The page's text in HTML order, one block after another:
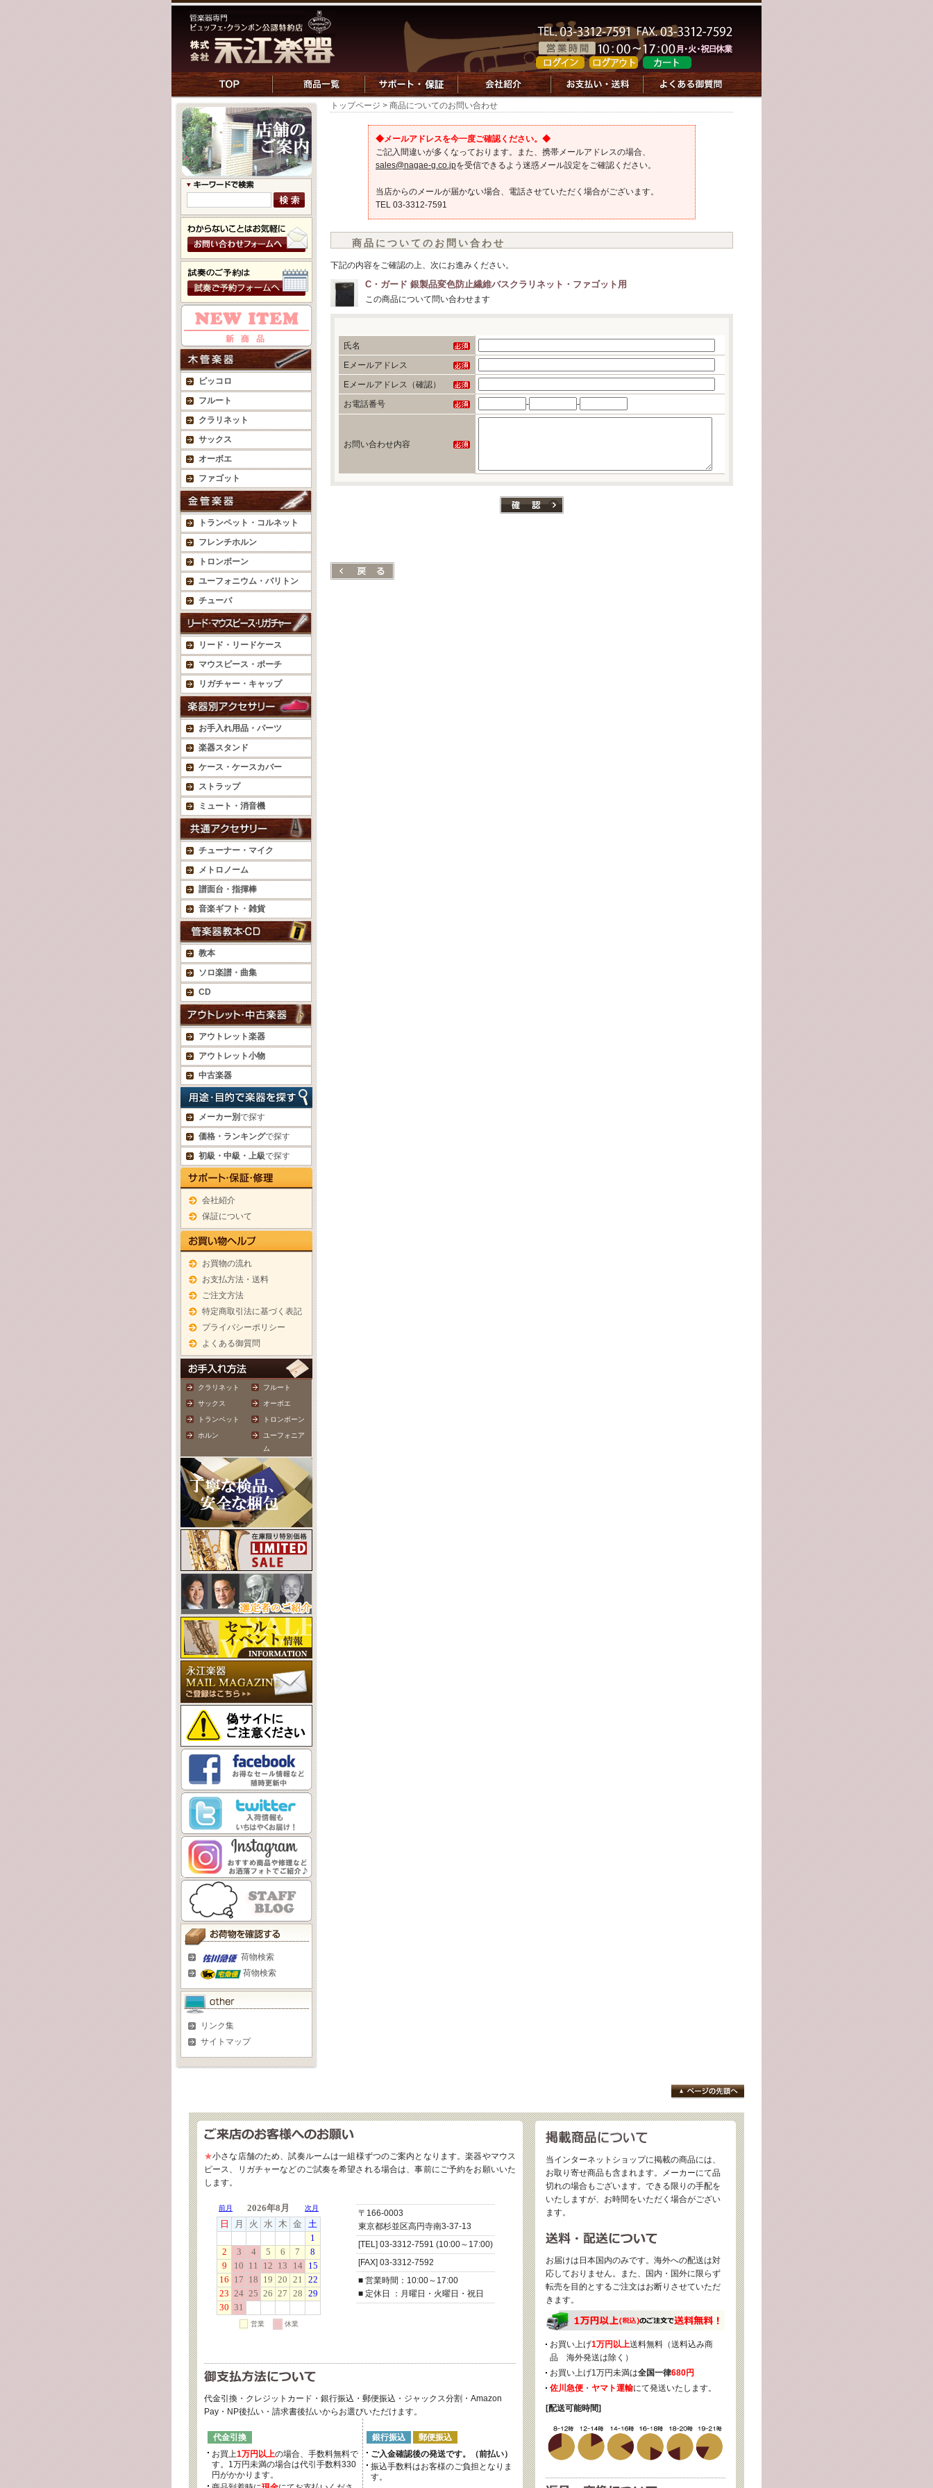
ピッコロ
フルート
クラリネット
サックス
オーボエ
ファゴット
トランペット・コルネット
フレンチホルン
トロンボーン
ユーフォニウム・バリトン
チューバ
リード・リードケース
マウスピース・ポーチ
リガチャー・キャップ
お手入れ用品・パーツ
楽器スタンド
ケース・ケースカバー
ストラップ
ミュート・消音機
チューナー・マイク
メトロノーム
譜面台・指揮棒
音楽ギフト・雑貨
教本
ソロ楽譜・曲集
CD
アウトレット楽器
アウトレット小物
中古楽器
メーカー別で探す
価格・ランキングで探す
初級・中級・上級で探す
会社紹介
保証について
お買物の流れ
お支払方法・送料
ご注文方法
特定商取引法に基づく表記
プライバシーポリシー
よくある御質問
クラリネット フルート
サックス オーボエ
トランペット トロンボーン
ホルン
ユーフォニア
ム
荷物検索
荷物検索
リンク集
サイトマップ
トップページ > 商品についてのお問い合わせ
◆メールアドレスを今一度ご確認ください。◆
ご記入間違いが多くなっております。また、携帯メールアドレスの場合、
sales@nagae-g.co.jpを受信できるよう迷惑メール設定をご確認ください。
当店からのメールが届かない場合、電話させていただく場合がございます。
TEL 03-3312-7591
商品についてのお問い合わせ
下記の内容をご確認の上、次にお進みください。
C・ガード 銀製品変色防止繊維バスクラリネット・ファゴット用
この商品について問い合わせます
氏名
Eメールアドレス
Eメールアドレス（確認）
お電話番号
- -
お問い合わせ内容
★小さな店舗のため、試奏ルームは一組様ずつのご案内となります。楽器やマウス
ピース、リガチャーなどのご試奏を希望される場合は、事前にご予約をお願いいた
します。
〒166-0003
東京都杉並区高円寺南3-37-13
[TEL] 03-3312-7591 (10:00～17:00)
[FAX] 03-3312-7592
■ 営業時間：10:00～17:00
■ 定休日 ：月曜日・火曜日・祝日
代金引換・クレジットカード・銀行振込・郵便振込・ジャックス分割・Amazon
Pay・NP後払い・請求書後払いからお選びいただけます。
代金引換
お買上1万円以上の場合、手数料無料で
す。1万円未満の場合は代引手数料330
円がかかります。
銀行振込
郵便振込
ご入金確認後の発送です。（前払い）
振込手数料はお客様のご負担となりま
す。
当インターネットショップに掲載の商品には、
お取り寄せ商品も含まれます。メーカーにて品
切れの場合もございます。できる限りの手配を
いたしますが、お時間をいただく場合がござい
ます。
お届けは日本国内のみです。海外への配送は対
応しておりません。また、国内・国外に限らず
転売を目的とするご注文はお断りさせていただ
きます。
お買い上げ1万円以上送料無料（送料込み商
品 海外発送は除く）
お買い上げ1万円未満は全国一律680円
佐川急便 ・ ヤマト運輸にて発送いたします。
[配送可能時間]